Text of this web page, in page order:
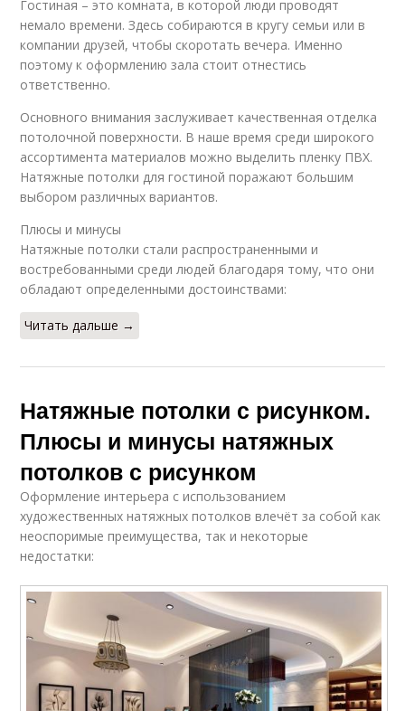
Гостиная – это комната, в которой люди проводят
немало времени. Здесь собираются в кругу семьи или в
компании друзей, чтобы скоротать вечера. Именно
поэтому к оформлению зала стоит отнестись
ответственно.
Основного внимания заслуживает качественная отделка
потолочной поверхности. В наше время среди широкого
ассортимента материалов можно выделить пленку ПВХ.
Натяжные потолки для гостиной поражают большим
выбором различных вариантов.
Плюсы и минусы
Натяжные потолки стали распространенными и
востребованными среди людей благодаря тому, что они
обладают определенными достоинствами:
Читать дальше →
Натяжные потолки с рисунком.
Плюсы и минусы натяжных
потолков с рисунком
Оформление интерьера с использованием
художественных натяжных потолков влечёт за собой как
неоспоримые преимущества, так и некоторые
недостатки: